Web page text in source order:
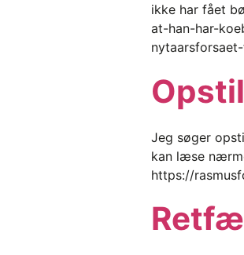
ikke har fået
at-han-har-
Jeg søger
kan læse
https://